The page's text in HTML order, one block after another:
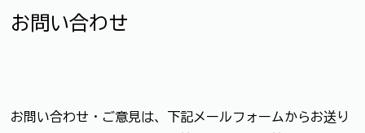
お問い合わせ
お問い合わせ・ご意見は、下記メールフォームからお送り